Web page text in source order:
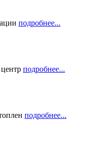
подробнее...
подробнее...
подробнее...